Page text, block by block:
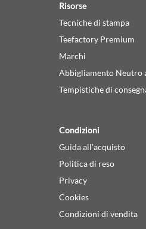
Risorse
Tecniche di stampa
Teefactory Premium
Marchi
Abbigliamento Neutro
Tempistiche di
Condizioni
Guida all'acquisto
Politica di reso
Privacy
Cookies
Condizioni di vendita